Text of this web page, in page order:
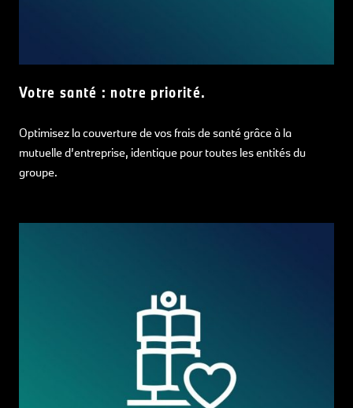
Votre santé : notre priorité.
Optimisez la couverture de vos frais de santé grâce à la
mutuelle d’entreprise, identique pour toutes les entités du
groupe.